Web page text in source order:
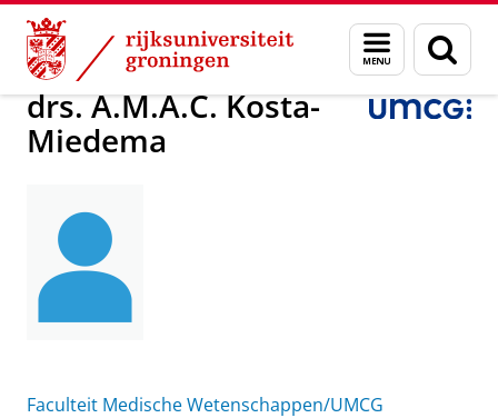
Skip
Content
Skip
Navigation
Menu
en
zoeken
Over ons drs. A.M.A.C. Kosta-Miedema
drs. A.M.A.C. Kosta-
Miedema
Faculteit Medische Wetenschappen/UMCG